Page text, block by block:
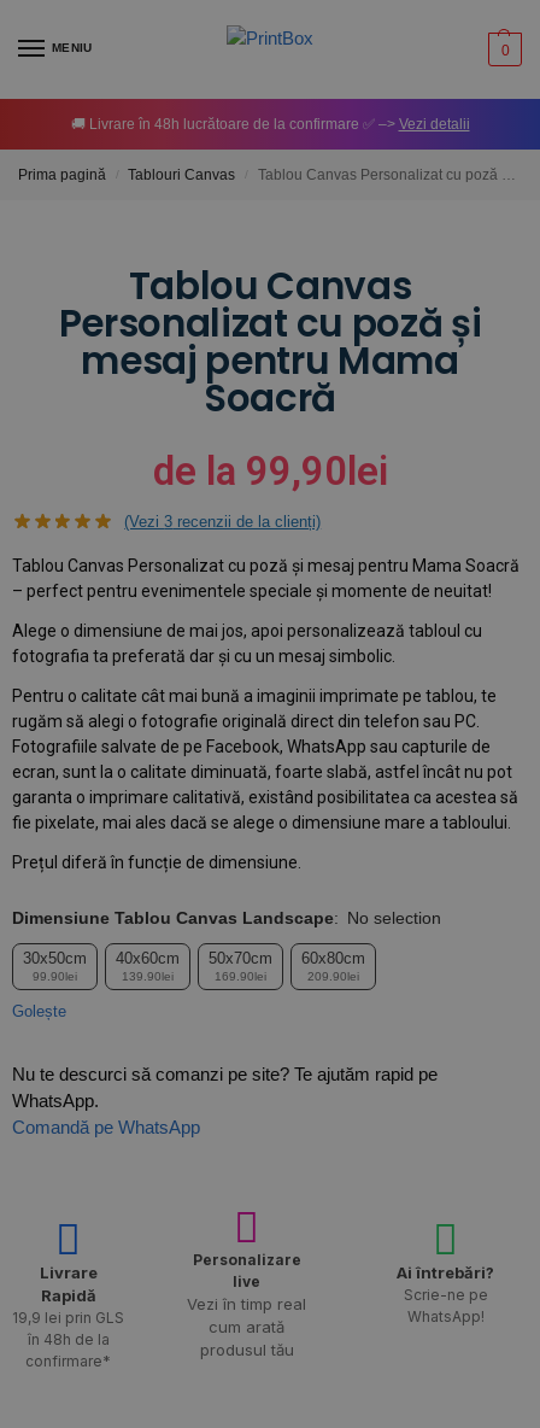
MENIU 0
🚚 Livrare în 48h lucrătoare de la confirmare ✅ –> Vezi detalii
Prima pagină Tablouri Canvas Tablou Canvas Personalizat cu poză și mesaj pentru Mama Soacră
Tablou Canvas
Personalizat cu poză și
mesaj pentru Mama
Soacră
de la 99,90lei
(Vezi3 recenzii de la clienți)
Tablou Canvas Personalizat cu poză și mesaj pentru Mama Soacră
– perfect pentru evenimentele speciale și momente de neuitat!
Alege o dimensiune de mai jos, apoi personalizează tabloul cu
fotografia ta preferată dar și cu un mesaj simbolic.
Pentru o calitate cât mai bună a imaginii imprimate pe tablou, te
rugăm să alegi o fotografie originală direct din telefon sau PC.
Fotografiile salvate de pe Facebook, WhatsApp sau capturile de
ecran, sunt la o calitate diminuată, foarte slabă, astfel încât nu pot
garanta o imprimare calitativă, existând posibilitatea ca acestea să
fie pixelate, mai ales dacă se alege o dimensiune mare a tabloului.
Prețul diferă în funcție de dimensiune.
Dimensiune Tablou Canvas Landscape: No selection
30x50cm
99.90lei
40x60cm
139.90lei
50x70cm
169.90lei
60x80cm
209.90lei
Golește
Nu te descurci să comanzi pe site? Te ajutăm rapid pe
WhatsApp.
Comandă pe WhatsApp
Livrare
Rapidă​
19,9 lei prin GLS
în 48h de la
confirmare*
Personalizare
live
Vezi în timp real
cum arată
produsul tău
Ai întrebări?
Scrie-ne pe
WhatsApp!